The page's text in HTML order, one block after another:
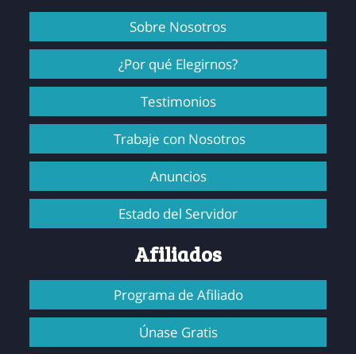
Sobre Nosotros
¿Por qué Elegirnos?
Testimonios
Trabaje con Nosotros
Anuncios
Estado del Servidor
Afiliados
Programa de Afiliado
Únase Gratis